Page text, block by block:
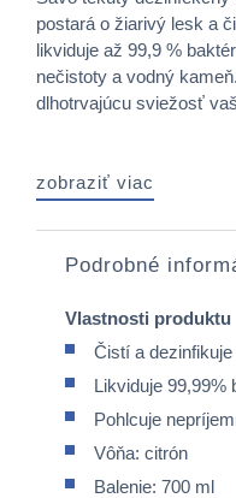
postará o žiarivý lesk a
likviduje až 99,9 %
nečistoty a vodný
dlhotrvajúcu sviežosť
zobraziť viac
Podrobné
Vlastnosti produktu
Čistí a dezinfikuje
Likviduje 99,99%
Pohlcuje
Vôňa: citrón
Balenie: 700 ml